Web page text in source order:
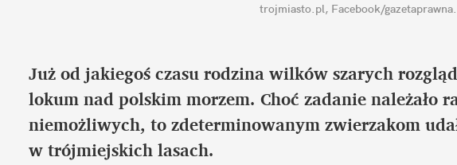
trojmiasto.pl, Facebook/
Już od jakiegoś czasu rodzina wilków szarych
lokum nad polskim morzem. Choć zadanie należało
niemożliwych, to zdeterminowanym zwierzakom
w trójmiejskich lasach.